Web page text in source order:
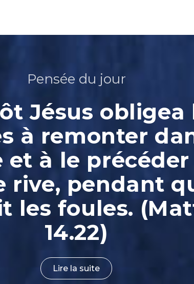
Pensée du jour
Jésus obligea
à remonter
et à le
rive, pendant
les foules.
14.22)
Lire la suite